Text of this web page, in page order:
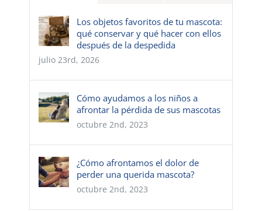
Los objetos favoritos de tu mascota:
qué conservar y qué hacer con ellos
después de la despedida
julio 23rd, 2026
Cómo ayudamos a los niños a
afrontar la pérdida de sus mascotas
octubre 2nd, 2023
¿Cómo afrontamos el dolor de
perder una querida mascota?
octubre 2nd, 2023